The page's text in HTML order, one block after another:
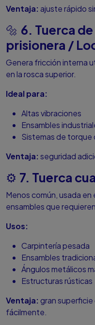
Ventaja: ajuste rápido
🔩 6. Tuerca
prisionera /
Genera fricción interna
en la rosca superior.
Ideal para:
Altas vibraciones
Ensambles
Sistemas de torque
Ventaja: seguridad
⚙️ 7. Tuerca
Menos común, usada
ensambles que
Usos:
Carpintería pesada
Ensambles
Ángulos metálicos
Estructuras rústicas
Ventaja: gran
fácilmente.